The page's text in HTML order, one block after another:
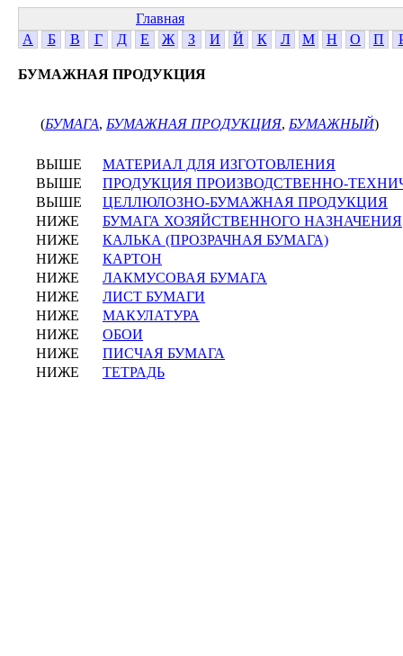
Главная
А
Б В Г Д Е Ж З И Й К Л М Н О П
БУМАЖНАЯ ПРОДУКЦИЯ
(БУМАГА, БУМАЖНАЯ ПРОДУКЦИЯ, БУМАЖНЫЙ)
ВЫШЕ
МАТЕРИАЛ ДЛЯ ИЗГОТОВЛЕНИЯ
ВЫШЕ
ПРОДУКЦИЯ ПРОИЗВОДСТВЕННО-
ВЫШЕ
ЦЕЛЛЮЛОЗНО-БУМАЖНАЯ ПРОДУКЦИЯ
НИЖЕ
БУМАГА ХОЗЯЙСТВЕННОГО НАЗНАЧЕНИЯ
НИЖЕ
КАЛЬКА (ПРОЗРАЧНАЯ БУМАГА)
НИЖЕ
КАРТОН
НИЖЕ
ЛАКМУСОВАЯ БУМАГА
НИЖЕ
ЛИСТ БУМАГИ
НИЖЕ
МАКУЛАТУРА
НИЖЕ
ОБОИ
НИЖЕ
ПИСЧАЯ БУМАГА
НИЖЕ
ТЕТРАДЬ